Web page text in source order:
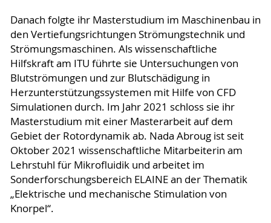
Danach folgte ihr Masterstudium im Maschinenbau in
den Vertiefungsrichtungen Strömungstechnik und
Strömungsmaschinen. Als wissenschaftliche
Hilfskraft am ITU führte sie Untersuchungen von
Blutströmungen und zur Blutschädigung in
Herzunterstützungssystemen mit Hilfe von CFD
Simulationen durch. Im Jahr 2021 schloss sie ihr
Masterstudium mit einer Masterarbeit auf dem
Gebiet der Rotordynamik ab. Nada Abroug ist seit
Oktober 2021 wissenschaftliche Mitarbeiterin am
Lehrstuhl für Mikrofluidik und arbeitet im
Sonderforschungsbereich ELAINE an der Thematik
„Elektrische und mechanische Stimulation von
Knorpel“.